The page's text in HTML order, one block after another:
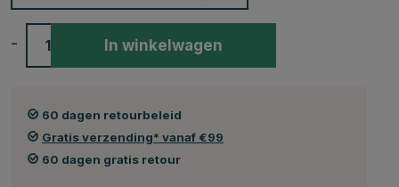
- In winkelwagen
60 dagen retourbeleid
Gratis verzending* vanaf €99
60 dagen gratis retour